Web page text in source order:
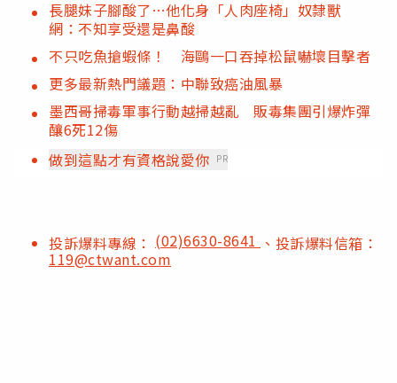
長腿妹子腳酸了…他化身「人肉座椅」奴隸獸
網：不知享受還是鼻酸
不只吃魚搶蝦條！ 海鷗一口吞掉松鼠嚇壞目擊者
更多最新熱門議題：中聯致癌油風暴
墨西哥掃毒軍事行動越掃越亂 販毒集團引爆炸彈
釀6死12傷
做到這點才有資格說愛你 PR
投訴爆料專線： (02)6630-8641 、投訴爆料信箱：
119@ctwant.com